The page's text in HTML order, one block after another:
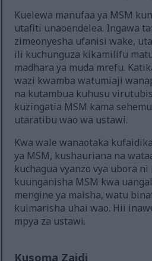
Kuelewa manufaa ya MSM
utafiti unaoendelea. Ingawa
zimeonyesha ufanisi wake,
ili kuchunguza kikamilifu
madhara ya muda mrefu.
wazi kwamba watumiaji
na kutambua kuhusu
kuzingatia MSM kama
utaratibu wao wa ustawi.
Kwa wale wanaotaka
ya MSM, kushauriana na
kuchagua vyanzo vya ubora ni
kuunganisha MSM kwa
mengine ya maisha, watu
kuimarisha uhai wao. Hii
mpya za ustawi.
Kusoma Zaidi